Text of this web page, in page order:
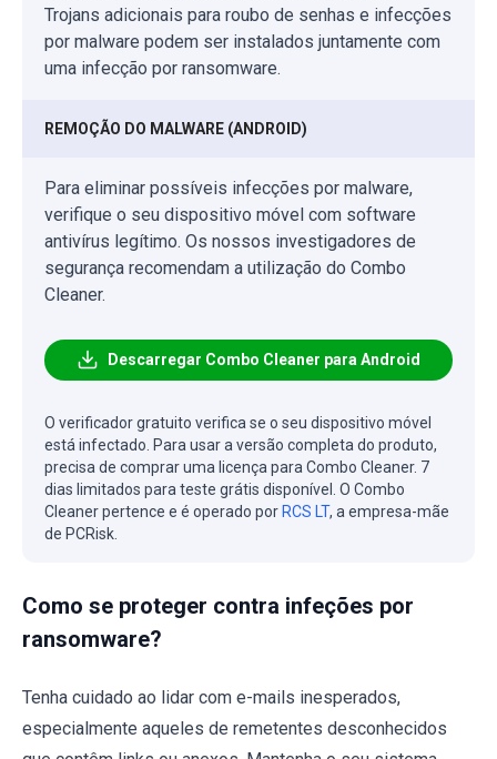
Trojans adicionais para roubo de senhas e infecções
por malware podem ser instalados juntamente com
uma infecção por ransomware.
REMOÇÃO DO MALWARE (ANDROID)
Para eliminar possíveis infecções por malware,
verifique o seu dispositivo móvel com software
antivírus legítimo. Os nossos investigadores de
segurança recomendam a utilização do Combo
Cleaner.
Descarregar Combo Cleaner para Android
O verificador gratuito verifica se o seu dispositivo móvel
está infectado. Para usar a versão completa do produto,
precisa de comprar uma licença para Combo Cleaner. 7
dias limitados para teste grátis disponível. O Combo
Cleaner pertence e é operado por RCS LT, a empresa-mãe
de PCRisk.
Como se proteger contra infeções por
ransomware?
Tenha cuidado ao lidar com e-mails inesperados,
especialmente aqueles de remetentes desconhecidos